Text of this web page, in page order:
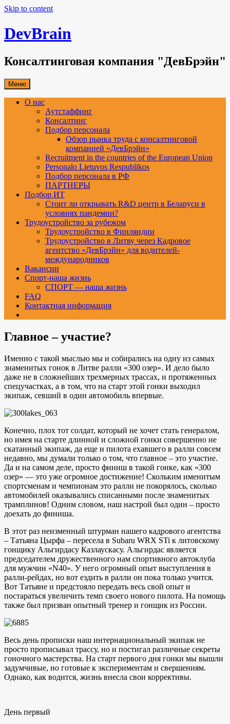
Skip to content
DevBrain
Консалтинговая компания "ДевБрэйн"
Меню
О нас
Аутстаффинг
Консалтинг
Подбор персонала
Обзор рынка труда с консалтинговой
компанией «ДевБрэйн»
Recruitment in the countries of the European Union
Personalo Lietuvos Respublikos
Подбор персонала в РФ
ПАРТНЕРЫ
Подбор ИТ
Стоит ли открывать R&D центр в Беларуси в
условиях пандемии?
Трудоустройство за рубежом
Трудоустройство в Финляндии
Трудоустройство в Литву через Кадровое
агентство «ДевБрэйн» для водителей-
международников
Вакансии
Спорт-наша жизнь
СПОРТ — наша жизнь
FAQ
Контактная информация
Главное – участие?
Именно с такой мыслью мы и собирались на одну из самых
знаменитых гонок в Литве ралли «300 озер». И дело было
даже не в сложнейших трехмерных трассах, и протяженных
спецучастках, а в том, что на старт этой гонки выходил
экипаж, севший в один автомобиль впервые.
Конечно, плох тот солдат, который не хочет стать генералом,
но имея на старте длинной и сложной гонки совершенно не
скатанный экипаж, да еще и пилота ехавшего в ралли совсем
недавно, мы думали только о том, что главное – это участие.
Да и на самом деле, просто финиш в такой гонке, как «300
озер» — это уже огромное достижение! Скольким именитым
спортсменам и чемпионам это ралли не покорялось, сколько
автомобилей оказывались списанными после знаменитых
трамплинов! Одним словом, наш настрой был один – просто
доехать до финиша.
В этот раз неизменный штурман нашего кадрового агентства
– Татьяна Цырфа – пересела в Subaru WRX STi к литовскому
гонщику Альгирдасу Казлаускасу. Альгирдас является
председателем дружественного нам спортивного автоклуба
для мужчин «N40». У него огромный опыт выступления в
ралли-рейдах, но вот ездить в ралли он пока только учится.
Вот Татьяне и предстояло передать весь свой опыт и
постараться увеличить темп своего нового пилота. На помощь
также был призван опытный тренер и гонщик из России.
Весь день прописки наш интернациональный экипаж не
просто прописывал трассу, но и постигал различные секреты
гоночного мастерства. На старт первого дня гонки мы вышли
задумчивые, но готовые к экспериментам и свершениям.
Однако, как водится, жизнь внесла свои коррективы.
День первый